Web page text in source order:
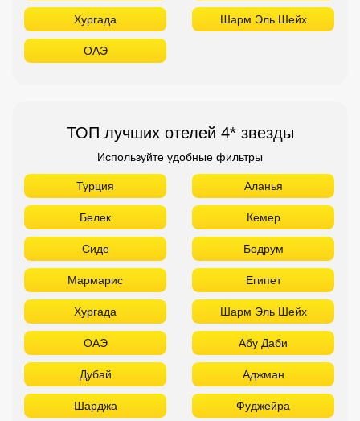
Хургада Шарм Эль Шейх
ОАЭ
ТОП лучших отелей 4* звезды
Используйте удобные фильтры
Турция Аланья
Белек Кемер
Сиде Бодрум
Мармарис Египет
Хургада Шарм Эль Шейх
ОАЭ Абу Даби
Дубай Аджман
Шарджа Фуджейра